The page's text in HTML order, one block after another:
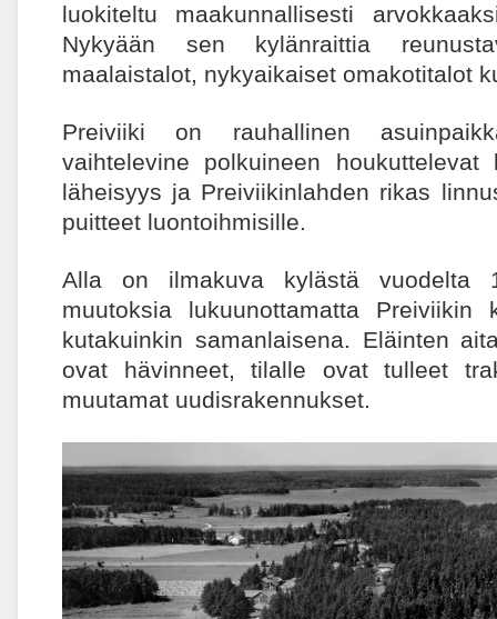
luokiteltu maakunnallisesti
Nykyään sen kylänraittia
maalaistalot, nykyaikaiset omakotitalot
Preiviiki on rauhallinen
vaihtelevine polkuineen houkuttelevat
läheisyys ja Preiviikinlahden rikas
puitteet luontoihmisille.
Alla on ilmakuva kylästä vuodelta
muutoksia lukuunottamatta
kutakuinkin samanlaisena. Eläinten
ovat hävinneet, tilalle ovat tulleet
muutamat uudisrakennukset.